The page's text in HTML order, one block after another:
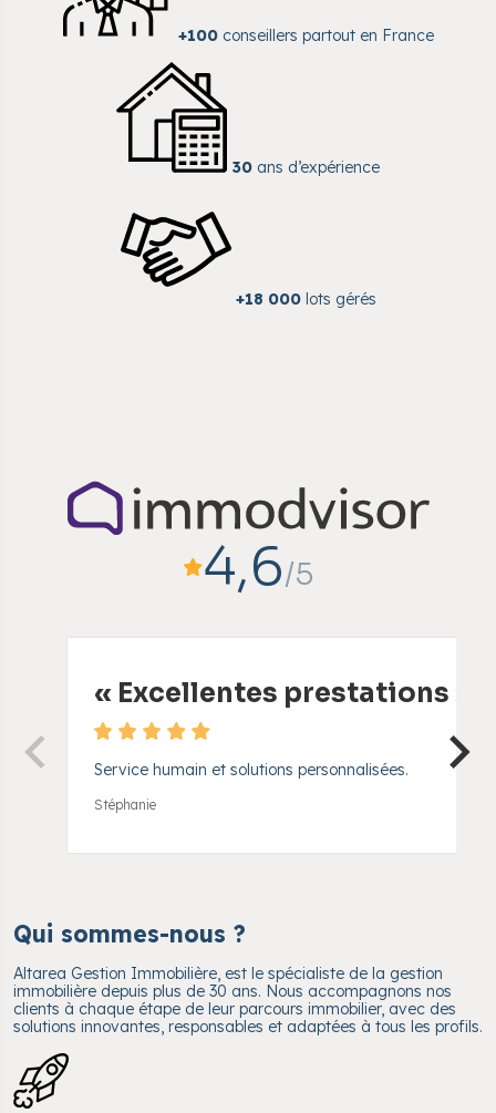
+100conseillers partout en France
30 ans d’expérience
+18 000lots gérés
4,6/5
« Excellentes prestations »
Service humain et solutions personnalisées.
Stéphanie
Qui sommes-nous ?
Altarea Gestion Immobilière, est le spécialiste de la gestion
immobilière depuis plus de 30 ans. Nous accompagnons nos
clients à chaque étape de leur parcours immobilier, avec des
solutions innovantes, responsables et adaptées à tous les profils.